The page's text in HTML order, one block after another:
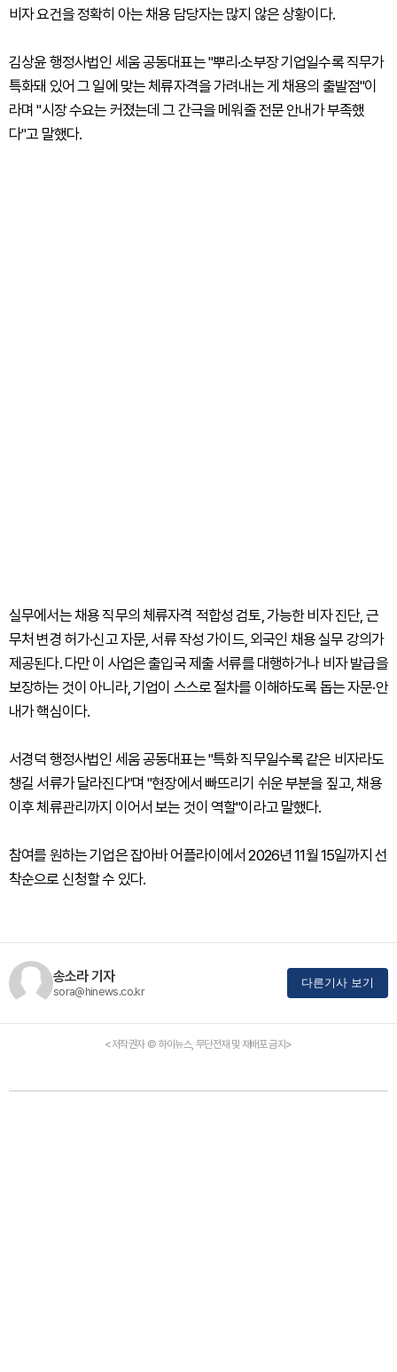
비자 요건을 정확히 아는 채용 담당자는 많지 않은 상황이다.
김상윤 행정사법인 세움 공동대표는 "뿌리·소부장 기업일수록 직무가
특화돼 있어 그 일에 맞는 체류자격을 가려내는 게 채용의 출발점"이
라며 "시장 수요는 커졌는데 그 간극을 메워줄 전문 안내가 부족했
다"고 말했다.
실무에서는 채용 직무의 체류자격 적합성 검토, 가능한 비자 진단, 근
무처 변경 허가·신고 자문, 서류 작성 가이드, 외국인 채용 실무 강의가
제공된다. 다만 이 사업은 출입국 제출 서류를 대행하거나 비자 발급을
보장하는 것이 아니라, 기업이 스스로 절차를 이해하도록 돕는 자문·안
내가 핵심이다.
서경덕 행정사법인 세움 공동대표는 "특화 직무일수록 같은 비자라도
챙길 서류가 달라진다"며 "현장에서 빠뜨리기 쉬운 부분을 짚고, 채용
이후 체류관리까지 이어서 보는 것이 역할"이라고 말했다.
참여를 원하는 기업은 잡아바 어플라이에서 2026년 11월 15일까지 선
착순으로 신청할 수 있다.
송소라 기자
sora@hinews.co.kr
다른기사 보기
<저작권자 © 하이뉴스, 무단전재 및 재배포 금지>